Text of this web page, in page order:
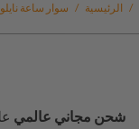
الرئيسية / سوار ساعة /
شحن مجاني عالمي